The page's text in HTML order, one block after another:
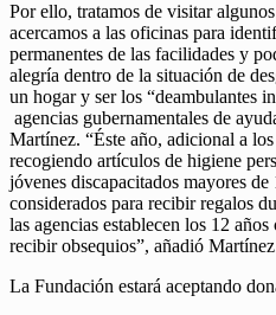
Por ello, tratamos de visitar
acercamos a las oficinas para
permanentes de las facilidades y
alegría dentro de la situación de
un hogar y ser los “deambulantes
agencias gubernamentales de
Martínez. “Éste año, adicional a
recogiendo artículos de higiene
jóvenes discapacitados mayores
considerados para recibir regalos
las agencias establecen los 12
recibir obsequios”, añadió
La Fundación estará aceptando